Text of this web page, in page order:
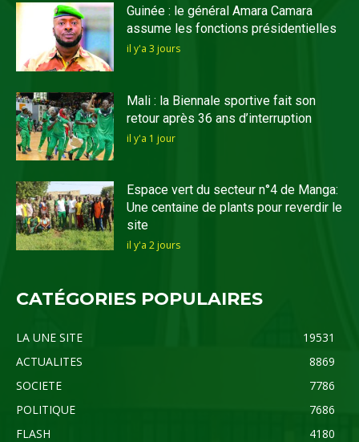
Guinée : le général Amara Camara
assume les fonctions présidentielles
il y'a 3 jours
Mali : la Biennale sportive fait son
retour après 36 ans d’interruption
il y'a 1 jour
Espace vert du secteur n°4 de Manga:
Une centaine de plants pour reverdir le
site
il y'a 2 jours
CATÉGORIES POPULAIRES
LA UNE SITE
19531
ACTUALITES
8869
SOCIETE
7786
POLITIQUE
7686
FLASH
4180